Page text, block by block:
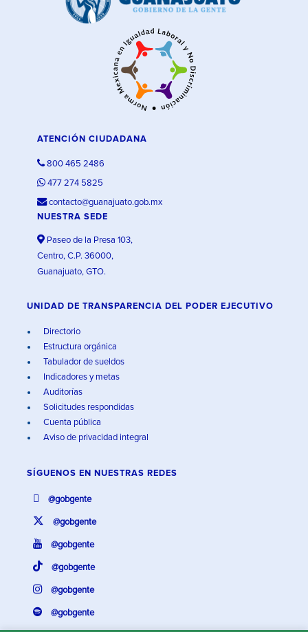
ATENCIÓN CIUDADANA
800 465 2486
477 274 5825
contacto@guanajuato.gob.mx
NUESTRA SEDE
Paseo de la Presa 103,
Centro, C.P. 36000,
Guanajuato, GTO.
UNIDAD DE TRANSPARENCIA DEL PODER EJECUTIVO
Directorio
Estructura orgánica
Tabulador de sueldos
Indicadores y metas
Auditorías
Solicitudes respondidas
Cuenta pública
Aviso de privacidad integral
SÍGUENOS EN NUESTRAS REDES
@gobgente
@gobgente
@gobgente
@gobgente
@gobgente
@gobgente